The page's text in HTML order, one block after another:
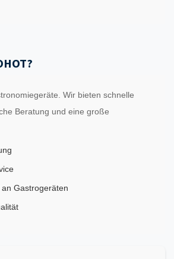
Wir bieten schnelle
Beratung und eine große
Gastrogeräten